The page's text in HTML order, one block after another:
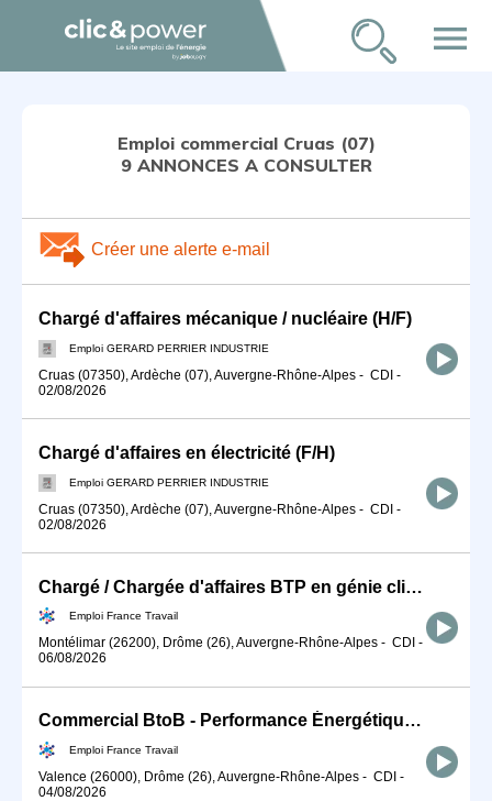
menu
Emploi commercial Cruas (07)
9 ANNONCES A CONSULTER
Créer une alerte e-mail
Chargé d'affaires mécanique / nucléaire (H/F)
Emploi GERARD PERRIER INDUSTRIE
Cruas (07350), Ardèche (07), Auvergne-Rhône-Alpes - CDI -
02/08/2026
Chargé d'affaires en électricité (F/H)
Emploi GERARD PERRIER INDUSTRIE
Cruas (07350), Ardèche (07), Auvergne-Rhône-Alpes - CDI -
02/08/2026
Chargé / Chargée d'affaires BTP en génie climatique et énergétiqu (H/F)
Emploi France Travail
Montélimar (26200), Drôme (26), Auvergne-Rhône-Alpes - CDI -
06/08/2026
Commercial BtoB - Performance Énergétique (H/F)
Emploi France Travail
Valence (26000), Drôme (26), Auvergne-Rhône-Alpes - CDI -
04/08/2026